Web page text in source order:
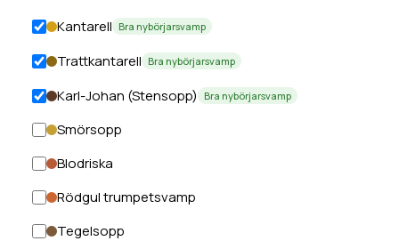
Kantarell Bra nybörjarsvamp
Trattkantarell Bra nybörjarsvamp
Karl-Johan (Stensopp) Bra nybörjarsvamp
Smörsopp
Blodriska
Rödgul trumpetsvamp
Tegelsopp